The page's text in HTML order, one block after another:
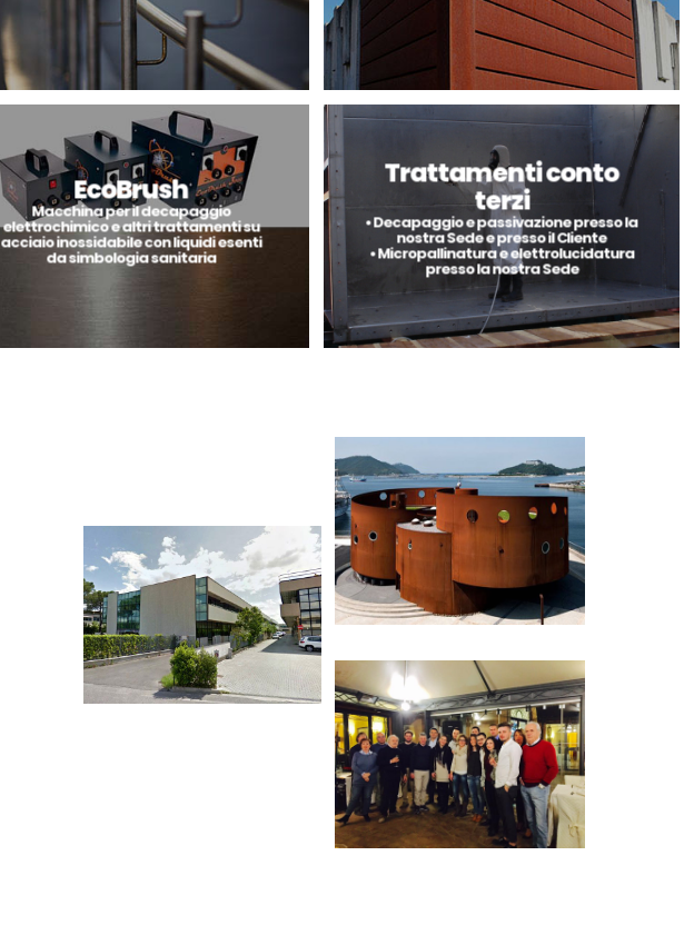
EcoBrush
Macchina per il decapaggio
elettrochimico e altri trattamenti su
acciaio inossidabile con liquidi esenti
da simbologia sanitaria
Trattamenti conto
terzi
• Decapaggio e passivazione presso la
nostra Sede e presso il Cliente
• Micropallinatura e elettrolucidatura
presso la nostra Sede